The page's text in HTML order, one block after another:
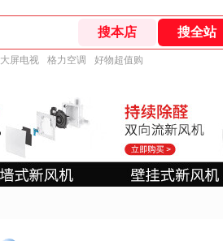
大屏电视 格力空调 好物超值购